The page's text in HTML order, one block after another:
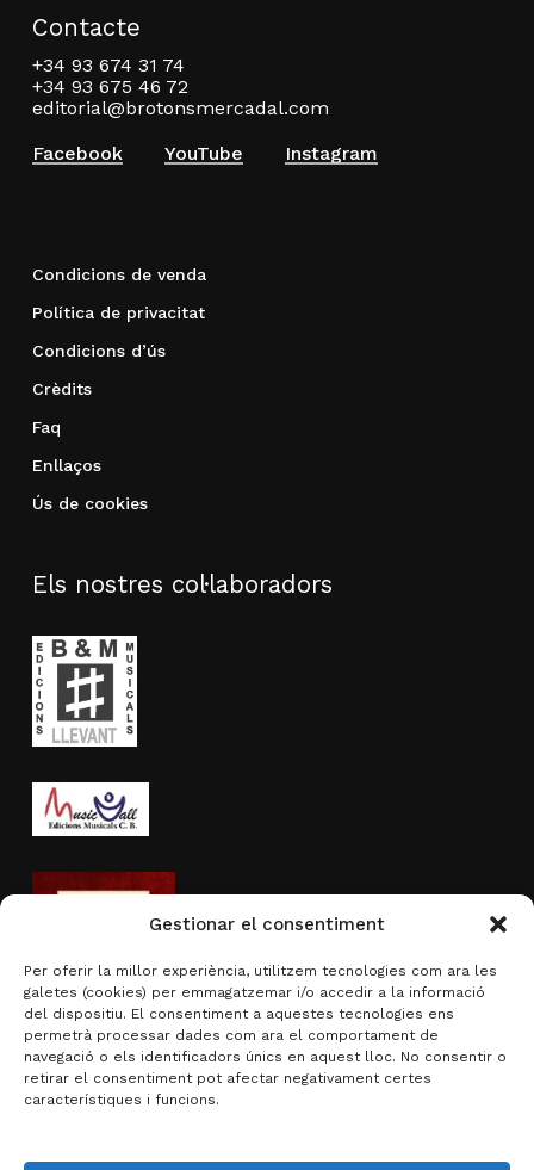
Gestionar el consentiment
Per oferir la millor experiència, utilitzem tecnologies com ara les
galetes (cookies) per emmagatzemar i/o accedir a la informació
del dispositiu. El consentiment a aquestes tecnologies ens
permetrà processar dades com ara el comportament de
navegació o els identificadors únics en aquest lloc. No consentir o
retirar el consentiment pot afectar negativament certes
característiques i funcions.
Contacte
+34 93 674 31 74
+34 93 675 46 72
editorial@brotonsmercadal.com
Facebook
YouTube Instagram
Condicions de venda
Política de privacitat
Condicions d’ús
Crèdits
Faq
Enllaços
Ús de cookies
Els nostres col·laboradors
Activitat subvencionada per